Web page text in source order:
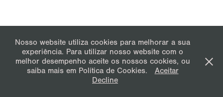
Nosso website utiliza cookies para melhorar a sua
experiência. Para utilizar nosso website com o
melhor desempenho aceite os nossos cookies, ou
saiba mais em Política de Cookies.
Aceitar
Decline